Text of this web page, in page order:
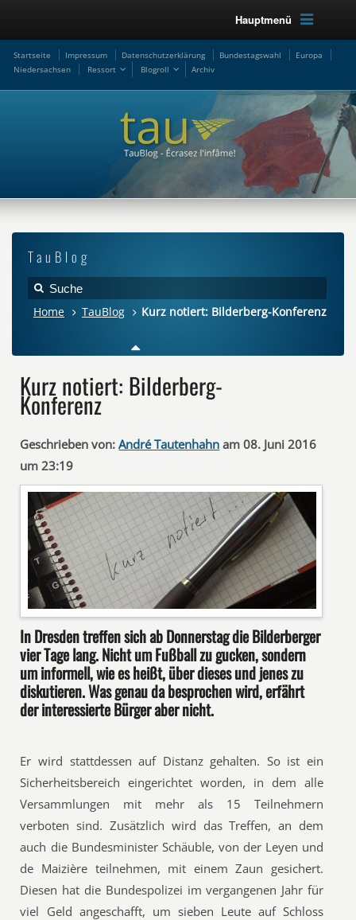
Hauptmenü
Startseite Impressum Datenschutzerklärung Bundestagswahl
Europa
Niedersachsen
Ressort Blogroll Archiv
TauBlog
Home TauBlog Kurz notiert: Bilderberg-Konferenz
Kurz notiert: Bilderberg-
Konferenz
Geschrieben von: André Tautenhahn am 08. Juni 2016
um 23:19
In Dresden treffen sich ab Donnerstag die Bilderberger
vier Tage lang. Nicht um Fußball zu gucken, sondern
um informell, wie es heißt, über dieses und jenes zu
diskutieren. Was genau da besprochen wird, erfährt
der interessierte Bürger aber nicht.
Er wird stattdessen auf Distanz gehalten. So ist ein
Sicherheitsbereich eingerichtet worden, in dem alle
Versammlungen mit mehr als 15 Teilnehmern
verboten sind. Zusätzlich wird das Treffen, an dem
auch die Bundesminister Schäuble, von der Leyen und
de Maizière teilnehmen, mit einem Zaun gesichert.
Diesen hat die Bundespolizei im vergangenen Jahr für
viel Geld angeschafft, um sieben Leute auf Schloss